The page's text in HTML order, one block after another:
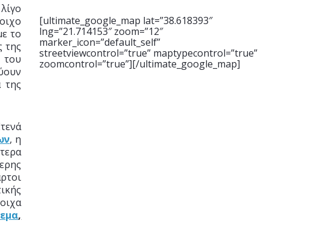
το
της
του
της
, η
,
[ultimate_google_map lat=”38.618393″
lng=”21.714153″ zoom=”12″
marker_icon=”default_self”
streetviewcontrol=”true” maptypecontrol=”true”
zoomcontrol=”true”][/ultimate_google_map]